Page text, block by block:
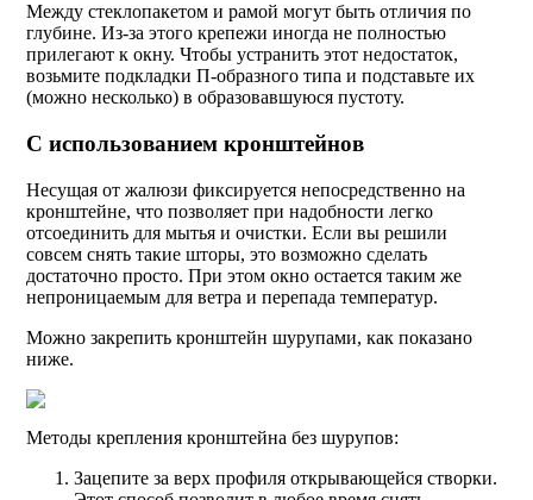
Между стеклопакетом и рамой могут быть отличия по
глубине. Из-за этого крепежи иногда не полностью
прилегают к окну. Чтобы устранить этот недостаток,
возьмите подкладки П-образного типа и подставьте их
(можно несколько) в образовавшуюся пустоту.
С использованием кронштейнов
Несущая от жалюзи фиксируется непосредственно на
кронштейне, что позволяет при надобности легко
отсоединить для мытья и очистки. Если вы решили
совсем снять такие шторы, это возможно сделать
достаточно просто. При этом окно остается таким же
непроницаемым для ветра и перепада температур.
Можно закрепить кронштейн шурупами, как показано
ниже.
Методы крепления кронштейна без шурупов:
Зацепите за верх профиля открывающейся створки.